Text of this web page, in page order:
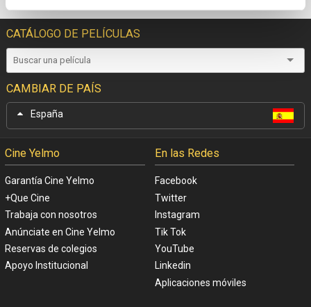
CATÁLOGO DE PELÍCULAS
CAMBIAR DE PAÍS
España
Cine Yelmo
Garantía Cine Yelmo
+Que Cine
Trabaja con nosotros
Anúnciate en Cine Yelmo
Reservas de colegios
Apoyo Institucional
En las Redes
Facebook
Twitter
Instagram
Tik Tok
YouTube
Linkedin
Aplicaciones móviles